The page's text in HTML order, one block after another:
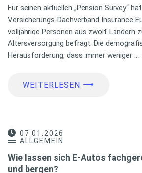
Für seinen aktuellen „Pension Survey“
Versicherungs-Dachverband Insurance
volljährige Personen aus zwölf Ländern
Altersversorgung befragt. Die
Herausforderung, dass immer weniger …
WEITERLESEN ⟶
07.01.2026
ALLGEMEIN
Wie lassen sich E-Autos
und bergen?